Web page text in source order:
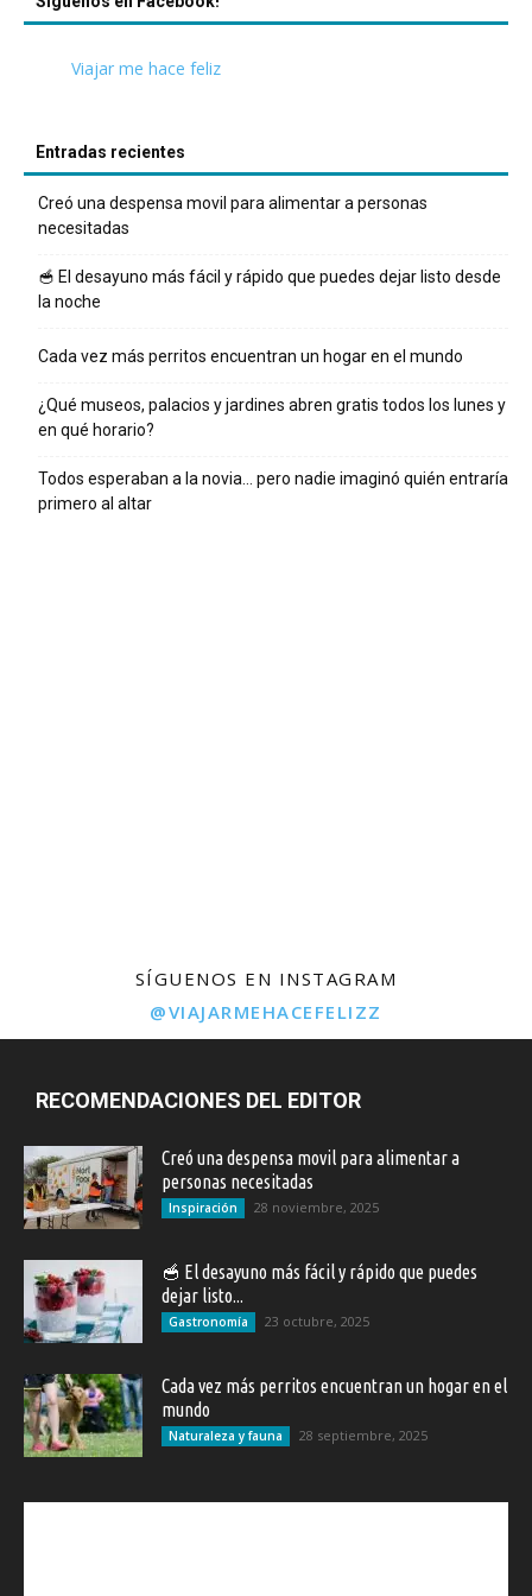
Viajar me hace feliz
Entradas recientes
Creó una despensa movil para alimentar a personas
necesitadas
🥣 El desayuno más fácil y rápido que puedes dejar listo desde
la noche
Cada vez más perritos encuentran un hogar en el mundo
¿Qué museos, palacios y jardines abren gratis todos los lunes y
en qué horario?
Todos esperaban a la novia… pero nadie imaginó quién entraría
primero al altar
SÍGUENOS EN INSTAGRAM
@VIAJARMEHACEFELIZZ
RECOMENDACIONES DEL EDITOR
Creó una despensa movil para alimentar a
personas necesitadas
Inspiración 28 noviembre, 2025
🥣 El desayuno más fácil y rápido que puedes
dejar listo...
Gastronomía 23 octubre, 2025
Cada vez más perritos encuentran un hogar en el
mundo
Naturaleza y fauna 28 septiembre, 2025